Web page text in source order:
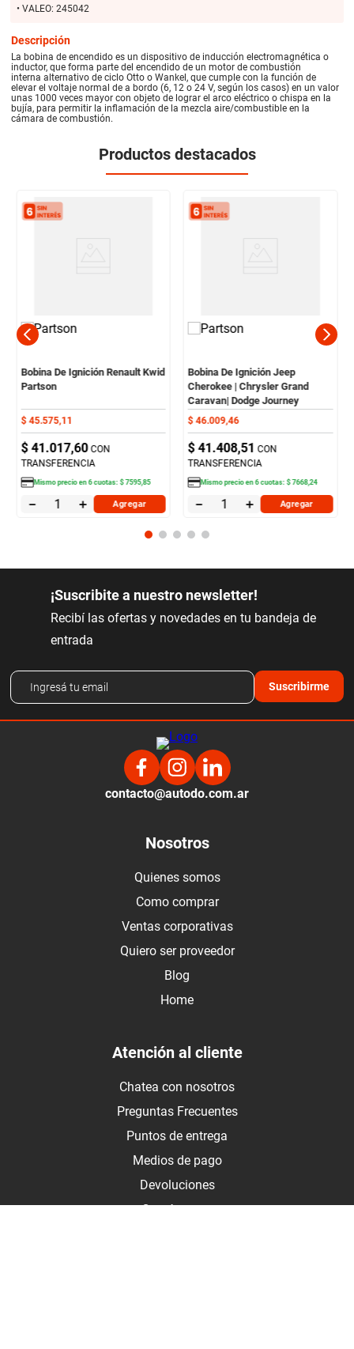
• VALEO: 245042
Descripción
La bobina de encendido es un dispositivo de inducción electromagnética o
inductor, que forma parte del encendido de un motor de combustión
interna alternativo de ciclo Otto o Wankel, que cumple con la función de
elevar el voltaje normal de a bordo (6, 12 o 24 V, según los casos) en un valor
unas 1000 veces mayor con objeto de lograr el arco eléctrico o chispa en la
bujía, para permitir la inflamación de la mezcla aire/combustible en la
cámara de combustión.
Productos destacados
Bobina De Ignición Renault Kwid
Partson
$ 45.575,11
$ 41.017,60 CON
TRANSFERENCIA
Mismo precio en6cuotas:$ 7595,85
＋
－ Agregar
Bobina De Ignición Jeep
Cherokee | Chrysler Grand
Caravan| Dodge Journey
Partson
$ 46.009,46
$ 41.408,51 CON
TRANSFERENCIA
Mismo precio en6cuotas:$ 7668,24
＋
－ Agregar
¡Suscribite a nuestro newsletter!
Recibí las ofertas y novedades en tu bandeja de
entrada
Suscribirme
contacto@autodo.com.ar
Nosotros
Quienes somos
Como comprar
Ventas corporativas
Quiero ser proveedor
Blog
Home
Atención al cliente
Chatea con nosotros
Preguntas Frecuentes
Puntos de entrega
Medios de pago
Devoluciones
Contáctanos